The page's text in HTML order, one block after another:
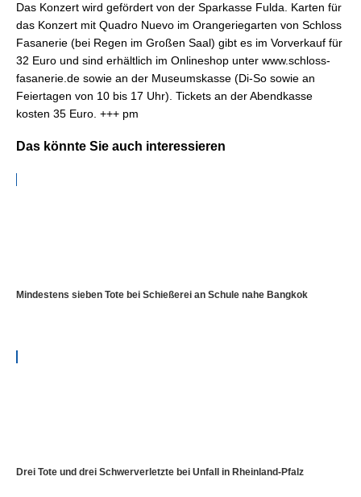
Das Konzert wird gefördert von der Sparkasse Fulda. Karten für
das Konzert mit Quadro Nuevo im Orangeriegarten von Schloss
Fasanerie (bei Regen im Großen Saal) gibt es im Vorverkauf für
32 Euro und sind erhältlich im Onlineshop unter www.schloss-
fasanerie.de sowie an der Museumskasse (Di-So sowie an
Feiertagen von 10 bis 17 Uhr). Tickets an der Abendkasse
kosten 35 Euro. +++ pm
Das könnte Sie auch interessieren
Mindestens sieben Tote bei Schießerei an Schule nahe Bangkok
Drei Tote und drei Schwerverletzte bei Unfall in Rheinland-Pfalz